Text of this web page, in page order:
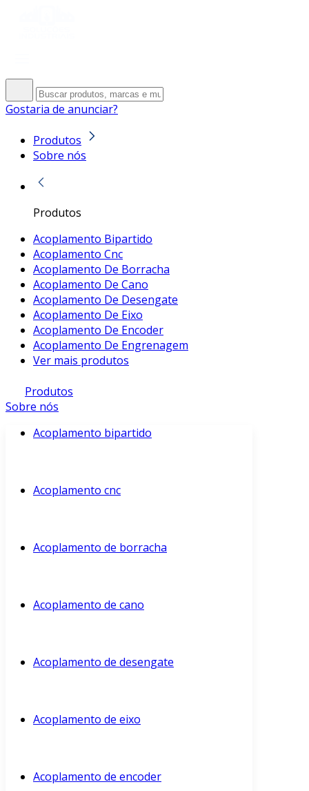
Gostaria de anunciar?
Produtos
Sobre nós
Produtos
Acoplamento Bipartido
Acoplamento Cnc
Acoplamento De Borracha
Acoplamento De Cano
Acoplamento De Desengate
Acoplamento De Eixo
Acoplamento De Encoder
Acoplamento De Engrenagem
Ver mais produtos
Produtos
Sobre nós
Acoplamento bipartido
Acoplamento cnc
Acoplamento de borracha
Acoplamento de cano
Acoplamento de desengate
Acoplamento de eixo
Acoplamento de encoder